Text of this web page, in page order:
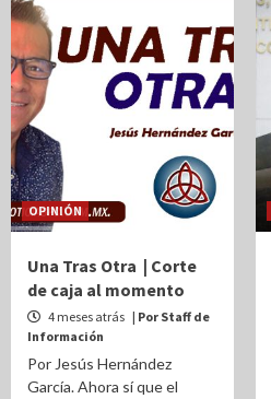
OPINIÓN
Una Tras Otra | Corte
de caja al momento
4 meses atrás | Por Staff de
Información
Por Jesús Hernández
García. Ahora sí que el